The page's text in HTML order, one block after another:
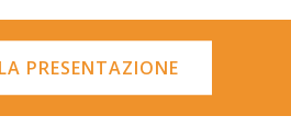
PRESENTAZIONE